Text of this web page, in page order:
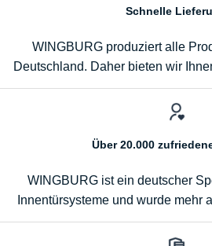
Schnelle
WINGBURG produziert alle
Deutschland. Daher bieten wir
Über 20.000
WINGBURG ist ein deutscher
Innentürsysteme und wurde mehr